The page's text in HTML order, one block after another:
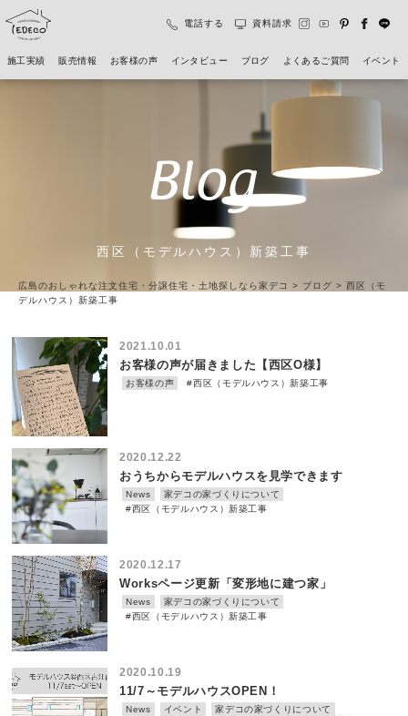
施工実績 販売情報 お客様の声 インタビュー ブログ よくあるご質問 イベント
電話する 資料請求
Blog
西区（モデルハウス）新築工事
広島のおしゃれな注文住宅・分譲住宅・土地探しなら家デコ > ブログ > 西区（モ
デルハウス）新築工事
2021.10.01
お客様の声が届きました【西区O様】
お客様の声 #西区（モデルハウス）新築工事
2020.12.22
おうちからモデルハウスを見学できます
News
家デコの家づくりについて
#西区（モデルハウス）新築工事
2020.12.17
Worksページ更新「変形地に建つ家」
News
家デコの家づくりについて
#西区（モデルハウス）新築工事
2020.10.19
11/7～モデルハウスOPEN！
News イベント
家デコの家づくりについて